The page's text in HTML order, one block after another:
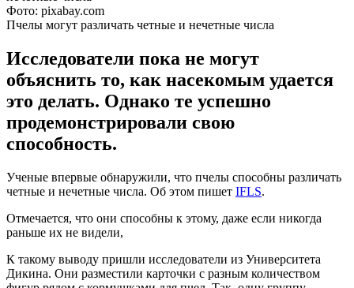
Фото: pixabay.com
Пчелы могут различать четные и нечетные числа
Исследователи пока не могут
объяснить то, как насекомым удается
это делать. Однако те успешно
продемонстрировали свою
способность.
Ученые впервые обнаружили, что пчелы способны различать
четные и нечетные числа. Об этом пишет IFLS.
Отмечается, что они способны к этому, даже если никогда
раньше их не видели,
К такому выводу пришли исследователи из Университета
Дикина. Они разместили карточки с разным количеством